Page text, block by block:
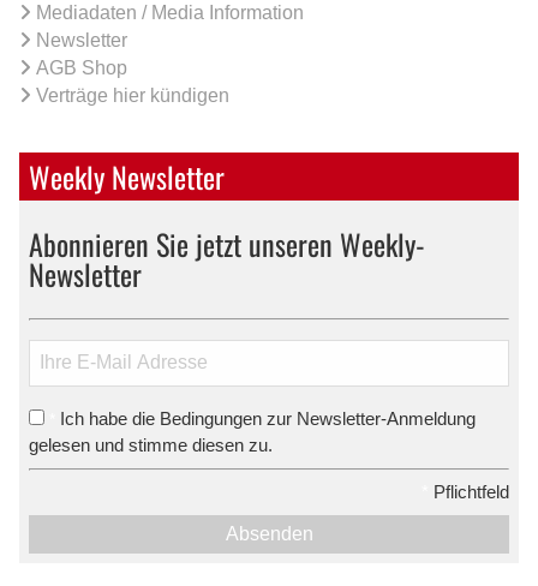
Mediadaten / Media Information
Newsletter
AGB Shop
Verträge hier kündigen
Weekly Newsletter
Abonnieren Sie jetzt unseren Weekly-
Newsletter
Ich habe die Bedingungen zur Newsletter-Anmeldung
gelesen und stimme diesen zu.
Pflichtfeld
Absenden